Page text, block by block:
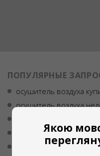
ПОПУЛЯРНЫЕ
осушитель воздуха
осушитель воздуха
купить осушитель
инфракрасная сушка
Якою